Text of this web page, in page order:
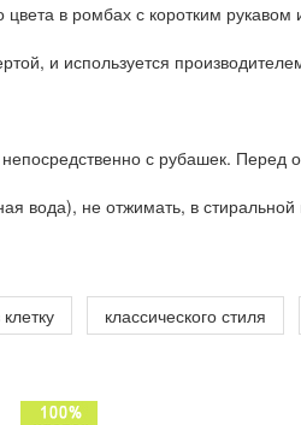
в ромбах с коротким рукавом
и используется
с рубашек.
вода), не отжимать, в
классического стиля